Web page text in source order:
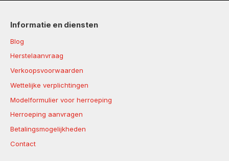
Informatie en diensten
Blog
Herstelaanvraag
Verkoopsvoorwaarden
Wettelijke verplichtingen
Modelformulier voor herroeping
Herroeping aanvragen
Betalingsmogelijkheden
Contact